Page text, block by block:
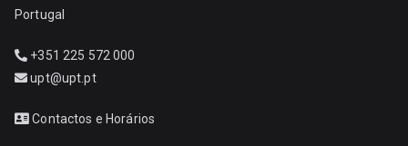
Portugal
+351 225 572 000
upt@upt.pt
Contactos e Horários